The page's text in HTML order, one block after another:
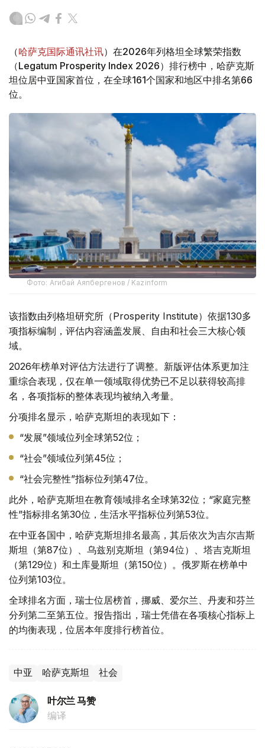
（哈萨克国际通讯社讯）在2026年列格坦全球繁荣指数
（Legatum Prosperity Index 2026）排行榜中，哈萨克斯
坦位居中亚国家首位，在全球161个国家和地区中排名第66
位。
Фото: Агибай Аяпбергенов / Kazinform
该指数由列格坦研究所（Prosperity Institute）依据130多
项指标编制，评估内容涵盖发展、自由和社会三大核心领
域。
2026年榜单对评估方法进行了调整。新版评估体系更加注
重综合表现，仅在单一领域取得优势已不足以获得较高排
名，各项指标的整体表现均被纳入考量。
分项排名显示，哈萨克斯坦的表现如下：
“发展”领域位列全球第52位；
“社会”领域位列第45位；
“社会完整性”指标位列第47位。
此外，哈萨克斯坦在教育领域排名全球第32位；“家庭完整
性”指标排名第30位，生活水平指标位列第53位。
在中亚各国中，哈萨克斯坦排名最高，其后依次为吉尔吉斯
斯坦（第87位）、乌兹别克斯坦（第94位）、塔吉克斯坦
（第129位）和土库曼斯坦（第150位）。俄罗斯在榜单中
位列第103位。
全球排名方面，瑞士位居榜首，挪威、爱尔兰、丹麦和芬兰
分列第二至第五位。报告指出，瑞士凭借在各项核心指标上
的均衡表现，位居本年度排行榜首位。
中亚 哈萨克斯坦 社会
叶尔兰 马赞
编译